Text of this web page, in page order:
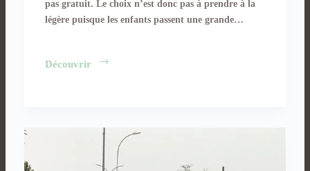
pas gratuit. Le choix n’est donc pas à prendre à la
légère puisque les enfants passent une grande…
Découvrir
La